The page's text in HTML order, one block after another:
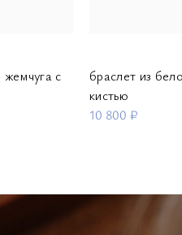
с
браслет из
кистью
10 800 ₽